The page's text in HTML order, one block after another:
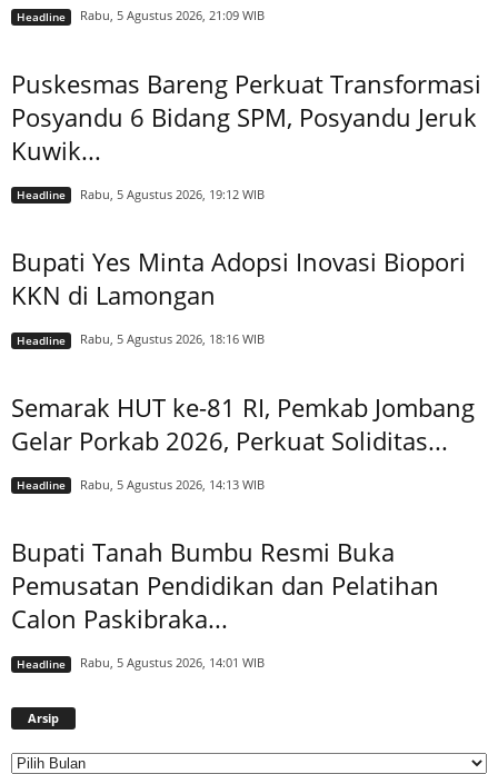
Headline Rabu, 5 Agustus 2026, 21:09 WIB
Puskesmas Bareng Perkuat Transformasi
Posyandu 6 Bidang SPM, Posyandu Jeruk
Kuwik...
Headline Rabu, 5 Agustus 2026, 19:12 WIB
Bupati Yes Minta Adopsi Inovasi Biopori
KKN di Lamongan
Headline Rabu, 5 Agustus 2026, 18:16 WIB
Semarak HUT ke-81 RI, Pemkab Jombang
Gelar Porkab 2026, Perkuat Soliditas...
Headline Rabu, 5 Agustus 2026, 14:13 WIB
Bupati Tanah Bumbu Resmi Buka
Pemusatan Pendidikan dan Pelatihan
Calon Paskibraka...
Headline Rabu, 5 Agustus 2026, 14:01 WIB
Arsip